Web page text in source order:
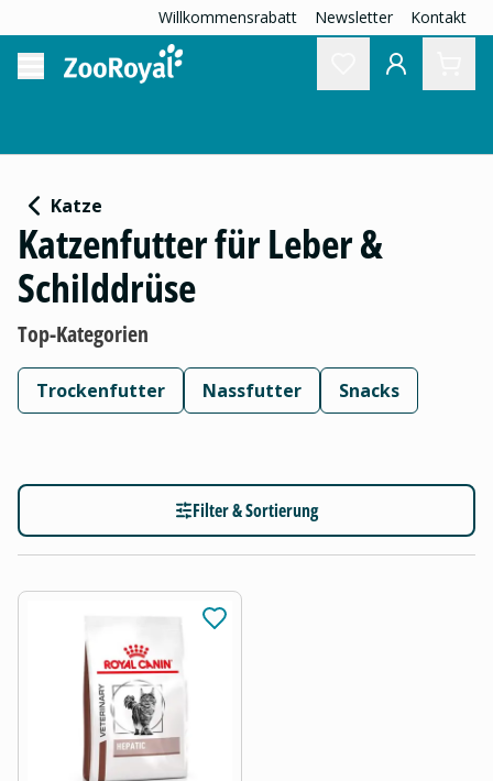
Willkommensrabatt Newsletter Kontakt
Katze
Katzenfutter für Leber &
Schilddrüse
Top-Kategorien
Trockenfutter Nassfutter Snacks
Filter & Sortierung